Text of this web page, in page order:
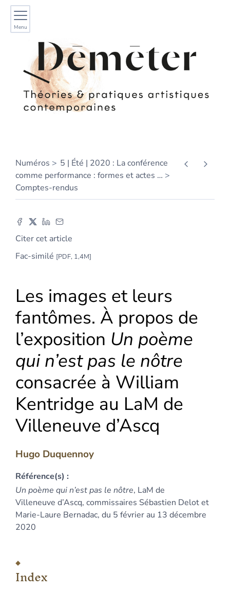
Menu
Numéros
5 | Été | 2020 : La conférence
comme performance : formes et actes …
Comptes-rendus
Citer cet article
Fac-similé [PDF, 1,4M]
Les images et leurs
fantômes. À propos de
l’exposition Un poème
qui n’est pas le nôtre
consacrée à William
Kentridge au LaM de
Villeneuve d’Ascq
Hugo Duquennoy
Référence(s) :
Un poème qui n’est pas le nôtre, LaM de
Villeneuve d’Ascq, commissaires Sébastien Delot et
Marie-Laure Bernadac, du 5 février au 13 décembre
2020
Texte
Notes
Index